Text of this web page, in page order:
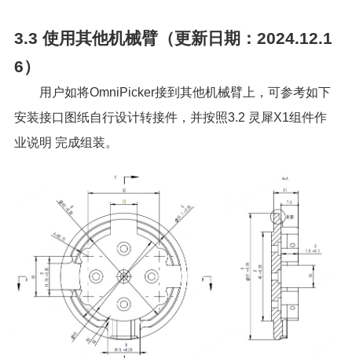
3.3 使用其他机械臂（更新日期：2024.12.1
6）
用户如将OmniPicker接到其他机械臂上，可参考如下
安装接口图纸自行设计转接件，并按照3.2 灵犀X1组件作
业说明 完成组装。